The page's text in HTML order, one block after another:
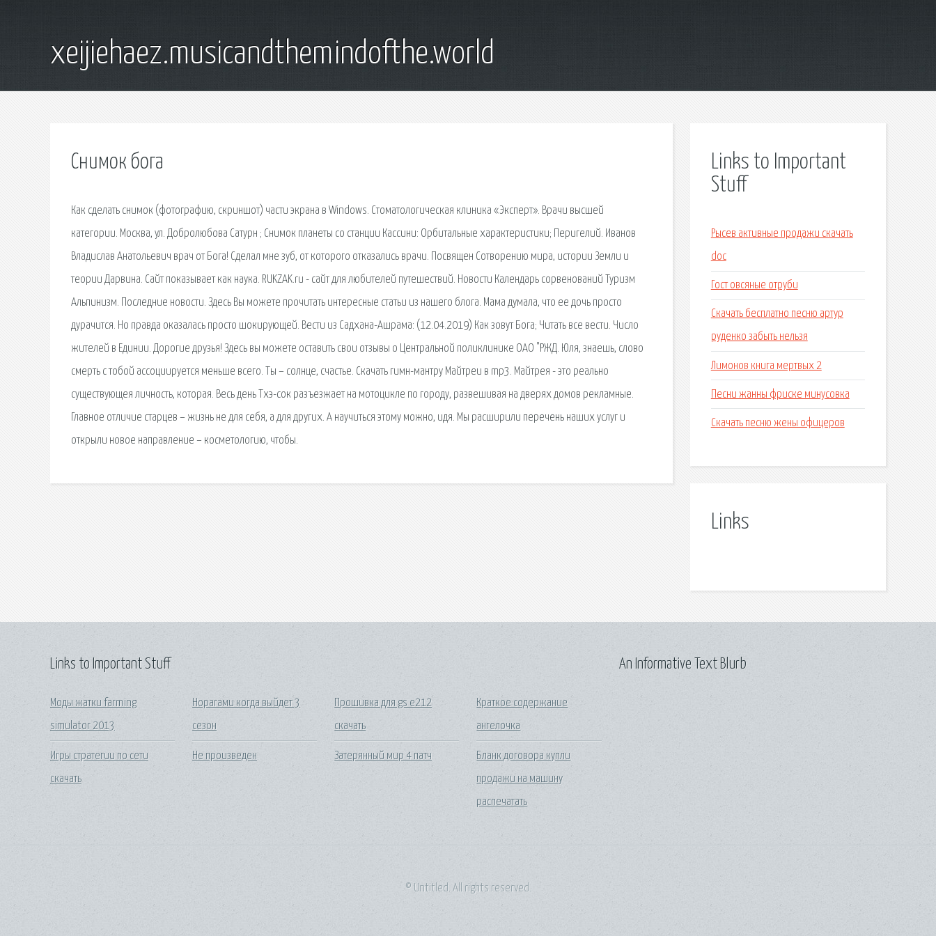
xeijiehaez.musicandthemindofthe.world
Снимок бога
Как сделать снимок (фотографию, скриншот) части экрана в Windows. Стоматологическая клиника «Эксперт». Врачи высшей
категории. Москва, ул. Добролюбова Сатурн ; Снимок планеты со станции Кассини: Орбитальные характеристики; Перигелий. Иванов
Владислав Анатольевич врач от Бога! Сделал мне зуб, от которого отказались врачи. Посвящен Сотворению мира, истории Земли и
теории Дарвина. Сайт показывает как наука. RUKZAK.ru - сайт для любителей путешествий. Новости Календарь сорвенований Туризм
Альпинизм. Последние новости. Здесь Вы можете прочитать интересные статьи из нашего блога. Мама думала, что ее дочь просто
дурачится. Но правда оказалась просто шокирующей. Вести из Садхана-Ашрама: (12.04.2019) Как зовут Бога; Читать все вести. Число
жителей в Единии. Дорогие друзья! Здесь вы можете оставить свои отзывы о Центральной поликлинике ОАО "РЖД. Юля, знаешь, слово
смерть с тобой ассоциируется меньше всего. Ты – солнце, счастье. Скачать гимн-мантру Майтреи в mp3. Майтрея - это реально
существующея личность, которая. Весь день Тхэ-сок разъезжает на мотоцикле по городу, развешивая на дверях домов рекламные.
Главное отличие старцев – жизнь не для себя, а для других. А научиться этому можно, идя. Мы расширили перечень наших услуг и
открыли новое направление – косметологию, чтобы.
Links to Important
Stuff
Рысев активные продажи скачать
doc
Гост овсяные отруби
Скачать бесплатно песню артур
руденко забыть нельзя
Лимонов книга мертвых 2
Песни жанны фриске минусовка
Скачать песню жены офицеров
Links
Links to Important Stuff
Моды жатки farming
simulator 2013
Игры стратегии по сети
скачать
Норагами когда выйдет 3
сезон
Не произведен
Прошивка для gs e212
скачать
Затерянный мир 4 патч
Краткое содержание
ангелочка
Бланк договора купли
продажи на машину
распечатать
An Informative Text Blurb
© Untitled. All rights reserved.